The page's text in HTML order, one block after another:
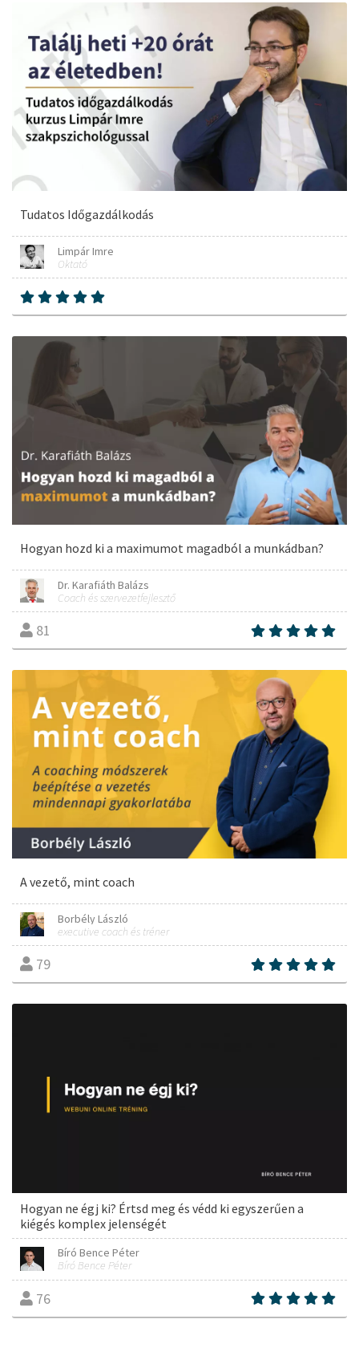
Tudatos Időgazdálkodás
Limpár Imre
Oktató
Hogyan hozd ki a maximumot magadból a munkádban?
Dr. Karafiáth Balázs
Coach és szervezetfejlesztő
81
A vezető, mint coach
Borbély László
executive coach és tréner
79
Hogyan ne égj ki? Értsd meg és védd ki egyszerűen a
kiégés komplex jelenségét
Bíró Bence Péter
Bíró Bence Péter
76